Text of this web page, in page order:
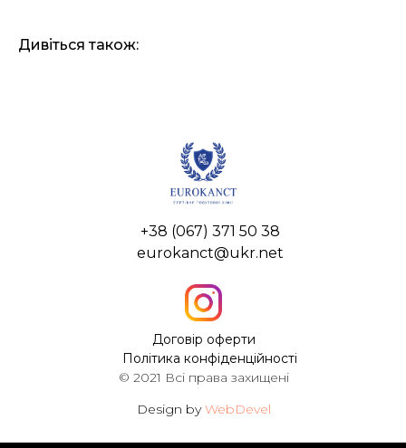
Дивіться також:
© 2021 Всі права захищені
Design byWebDevel
+38 (067) 371 50 38
eurokanct@ukr.net
Політика конфіденційності
Договір оферти